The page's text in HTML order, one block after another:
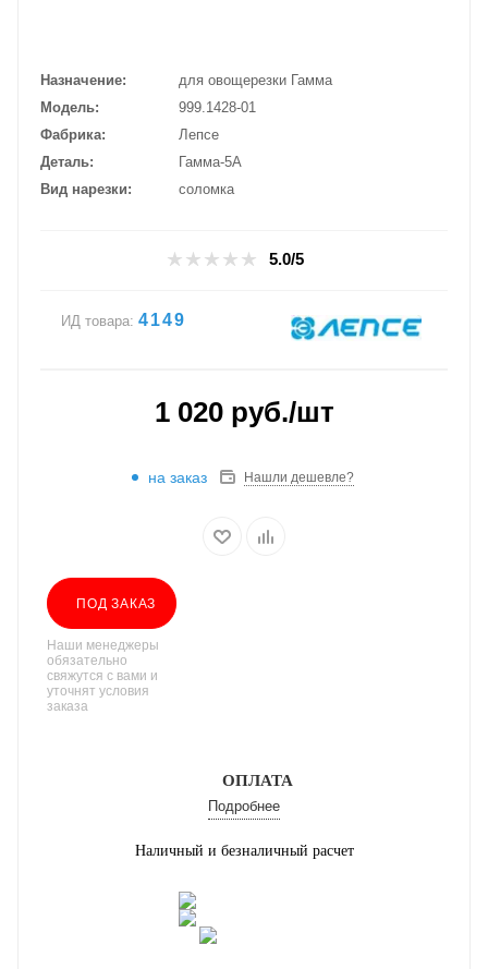
Назначение
для овощерезки Гамма
Модель
999.1428-01
Фабрика
Лепсе
Деталь
Гамма-5А
Вид нарезки
соломка
5.0/5
ИД товара: 4149
1 020руб./шт
на заказ Нашли дешевле?
ПОД ЗАКАЗ
Наши менеджеры
обязательно
свяжутся с вами и
уточнят условия
заказа
ОПЛАТА
Подробнее
Наличный и безналичный расчет